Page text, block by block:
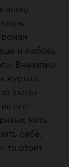
—
и любовь
Внезапно
журнал,
ухода
его
жить
себе,
стоит.